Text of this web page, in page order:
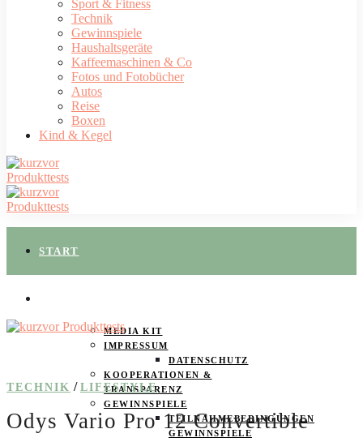
Sport & Fitness
Technik
Gewinnspiele
Haushaltsgeräte
Kaffeemaschinen & Co
Fotos und Fotobücher
Autos
Reise
Boxen
Kind & Kegel
START
MEDIA KIT
IMPRESSUM
DATENSCHUTZ
KOOPERATIONEN &
TRANSPARENZ
GEWINNSPIELE
TEILNAHMEBEDINGUNGEN
GEWINNSPIELE
TECHNIK / LIFESTYLE
Odys Vario Pro 12 Convertible